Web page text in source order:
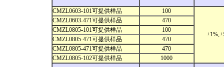
CMZL0603-101可提供样品 100
CMZL0603-471可提供样品
470
CMZL0805-101可提供样品
100
CMZL0805-471可提供样品
470
CMZL0805-471可提供样品
470
CMZL0805-102可提供样品
1000